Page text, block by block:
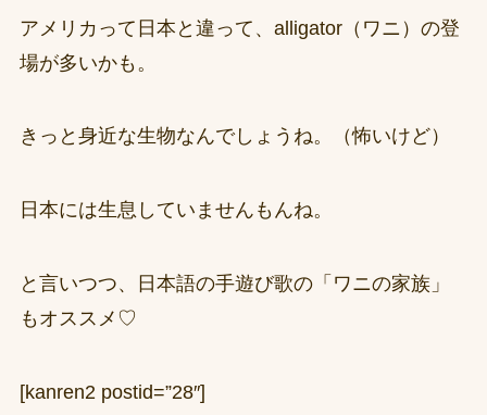
アメリカって日本と違って、alligator（ワニ）の登
場が多いかも。
きっと身近な生物なんでしょうね。（怖いけど）
日本には生息していませんもんね。
と言いつつ、日本語の手遊び歌の「ワニの家族」
もオススメ♡
[kanren2 postid=”28″]